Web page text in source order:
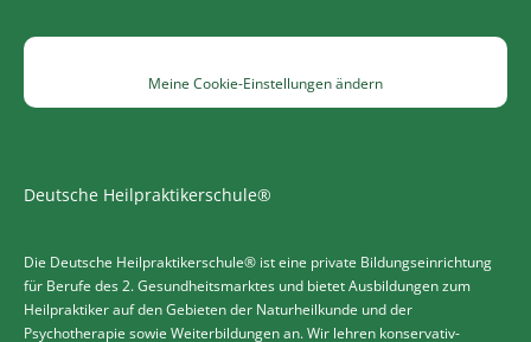
Meine Cookie-Einstellungen ändern
Deutsche Heilpraktikerschule®
Die Deutsche Heilpraktikerschule® ist eine private Bildungseinrichtung
für Berufe des 2. Gesundheitsmarktes und bietet Ausbildungen zum
Heilpraktiker auf den Gebieten der Naturheilkunde und der
Psychotherapie sowie Weiterbildungen an. Wir lehren konservativ-